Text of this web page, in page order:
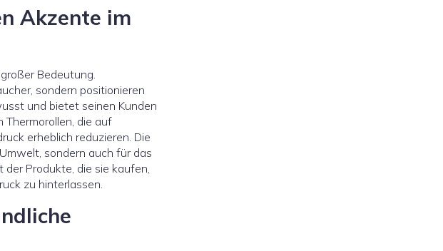
Akzente im
Bedeutung.
sondern positionieren
und bietet seinen Kunden
Thermorollen, die auf
erheblich reduzieren. Die
sondern auch für das
Produkte, die sie kaufen,
zu hinterlassen.